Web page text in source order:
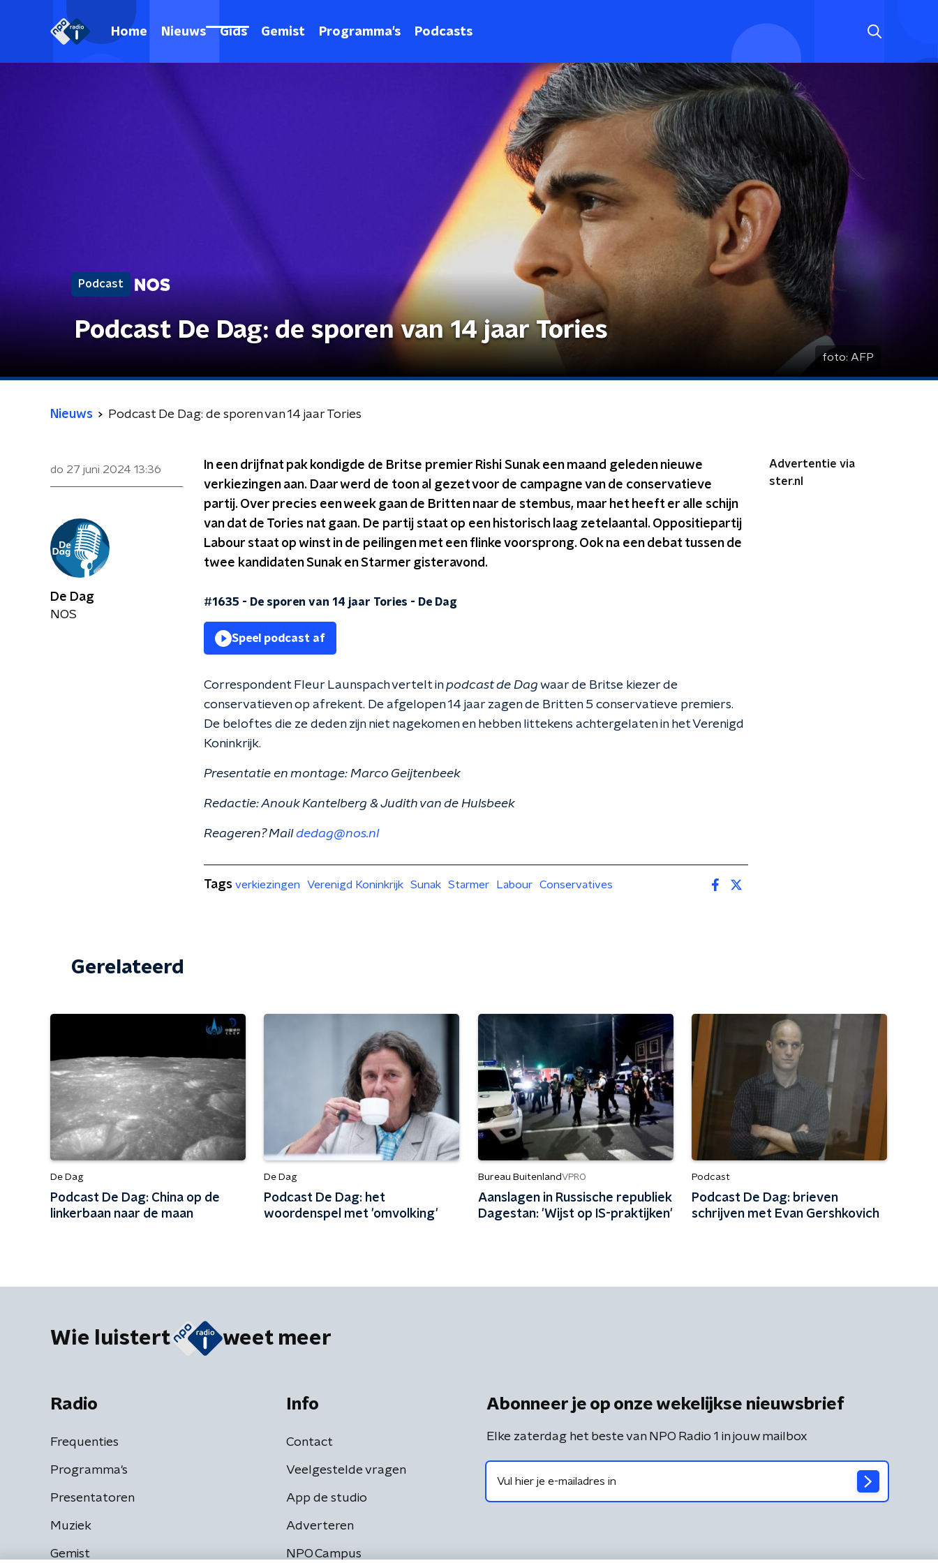
Home Nieuws Gids Gemist Programma's Podcasts
Podcast
Podcast De Dag: de sporen van 14 jaar Tories
foto: AFP
Nieuws Podcast De Dag: de sporen van 14 jaar Tories
do 27 juni 2024 13:36
In een drijfnat pak kondigde de Britse premier Rishi Sunak een maand geleden nieuwe
verkiezingen aan. Daar werd de toon al gezet voor de campagne van de conservatieve
partij. Over precies een week gaan de Britten naar de stembus, maar het heeft er alle schijn
van dat de Tories nat gaan. De partij staat op een historisch laag zetelaantal. Oppositiepartij
Labour staat op winst in de peilingen met een flinke voorsprong. Ook na een debat tussen de
twee kandidaten Sunak en Starmer gisteravond.
#1635 - De sporen van 14 jaar Tories - De Dag
Speel podcast af
Correspondent Fleur Launspach vertelt inpodcast de Dag waar de Britse kiezer de
conservatieven op afrekent. De afgelopen 14 jaar zagen de Britten 5 conservatieve premiers.
De beloftes die ze deden zijn niet nagekomen en hebben littekens achtergelaten in het Verenigd
Koninkrijk.
Presentatie en montage: Marco Geijtenbeek
Redactie: Anouk Kantelberg & Judith van de Hulsbeek
Reageren? Maildedag@nos.nl
Advertentie via
ster.nl
De Dag
NOS
Tags verkiezingen Verenigd Koninkrijk Sunak Starmer Labour Conservatives
Gerelateerd
De Dag
Podcast De Dag: China op de
linkerbaan naar de maan
De Dag
Podcast De Dag: het
woordenspel met 'omvolking'
Bureau BuitenlandVPRO
Aanslagen in Russische republiek
Dagestan: 'Wijst op IS-praktijken'
Podcast
Podcast De Dag: brieven
schrijven met Evan Gershkovich
Wie luistert weet meer
Radio
Frequenties
Programma's
Presentatoren
Muziek
Gemist
Info
Contact
Veelgestelde vragen
App de studio
Adverteren
NPO Campus
Abonneer je op onze wekelijkse nieuwsbrief
Elke zaterdag het beste van NPO Radio 1 in jouw mailbox